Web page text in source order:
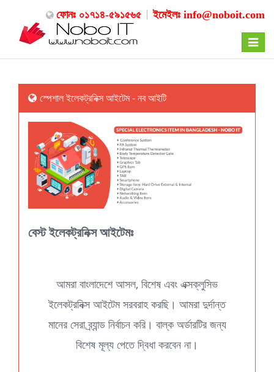
ফোনঃ ০১৭১৪-৫৯১৫৬৫ ইমেইলঃ info@noboit.com
Toggle
স্পেশাল ইলেকট্রনিক্স আইটেম - নব আইটি
বেস্ট ইলেকট্রনিক্স আইটেমঃ
আমরা বাংলাদেশে আসল, বিশেষ এবং এক্সক্লুসিভ
ইলেকট্রনিক্স আইটেম সরবরাহ করছি। আমরা দুর্দান্ত
মানের সেরা ব্র্যান্ড নির্বাচন করি। বাল্ক অর্ডারটির জন্য
বিশেষ মূল্য পেতে দ্বিধা করবেন না।